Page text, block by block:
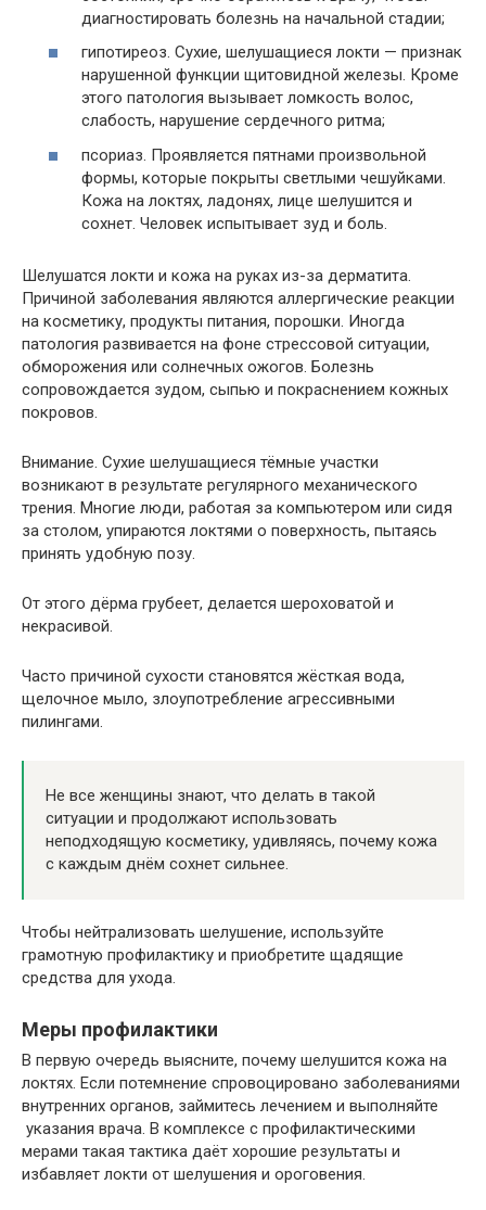
диагностировать болезнь на начальной стадии;
гипотиреоз. Сухие, шелушащиеся локти — признак
нарушенной функции щитовидной железы. Кроме
этого патология вызывает ломкость волос,
слабость, нарушение сердечного ритма;
псориаз. Проявляется пятнами произвольной
формы, которые покрыты светлыми чешуйками.
Кожа на локтях, ладонях, лице шелушится и
сохнет. Человек испытывает зуд и боль.
Шелушатся локти и кожа на руках из-за дерматита.
Причиной заболевания являются аллергические реакции
на косметику, продукты питания, порошки. Иногда
патология развивается на фоне стрессовой ситуации,
обморожения или солнечных ожогов. Болезнь
сопровождается зудом, сыпью и покраснением кожных
покровов.
Внимание. Сухие шелушащиеся тёмные участки
возникают в результате регулярного механического
трения. Многие люди, работая за компьютером или сидя
за столом, упираются локтями о поверхность, пытаясь
принять удобную позу.
От этого дёрма грубеет, делается шероховатой и
некрасивой.
Часто причиной сухости становятся жёсткая вода,
щелочное мыло, злоупотребление агрессивными
пилингами.
Не все женщины знают, что делать в такой
ситуации и продолжают использовать
неподходящую косметику, удивляясь, почему кожа
с каждым днём сохнет сильнее.
Чтобы нейтрализовать шелушение, используйте
грамотную профилактику и приобретите щадящие
средства для ухода.
Меры профилактики
В первую очередь выясните, почему шелушится кожа на
локтях. Если потемнение спровоцировано заболеваниями
внутренних органов, займитесь лечением и выполняйте
указания врача. В комплексе с профилактическими
мерами такая тактика даёт хорошие результаты и
избавляет локти от шелушения и ороговения.